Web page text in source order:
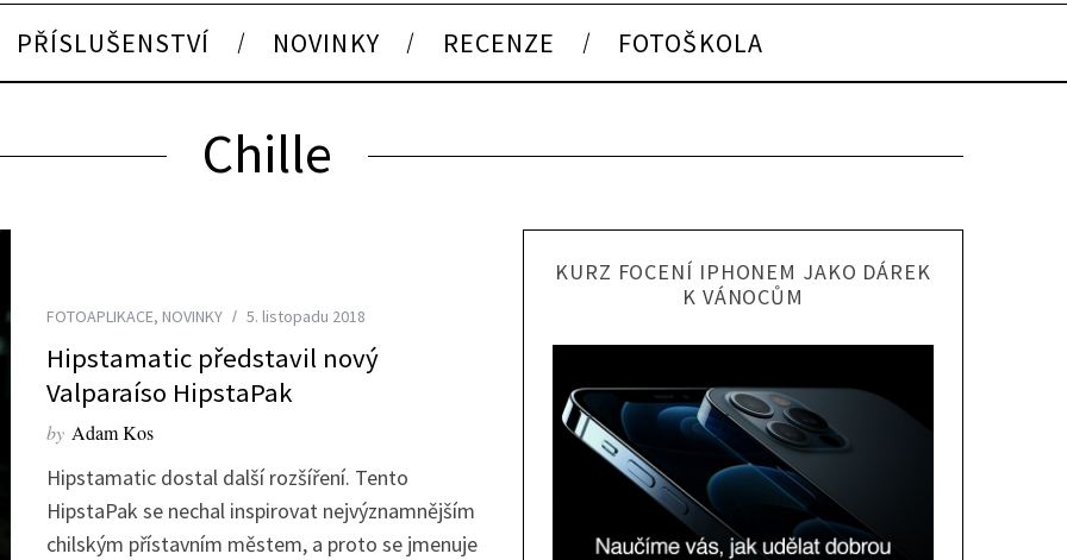
PŘÍSLUŠENSTVÍ NOVINKY RECENZE FOTOŠKOLA
Chille
FOTOAPLIKACE, NOVINKY 5. listopadu 2018
Hipstamatic představil nový
Valparaíso HipstaPak
by Adam Kos
Hipstamatic dostal další rozšíření. Tento
HipstaPak se nechal inspirovat nejvýznamnějším
chilským přístavním městem, a proto se jmenuje
KURZ FOCENÍ IPHONEM JAKO DÁREK
K VÁNOCŮM